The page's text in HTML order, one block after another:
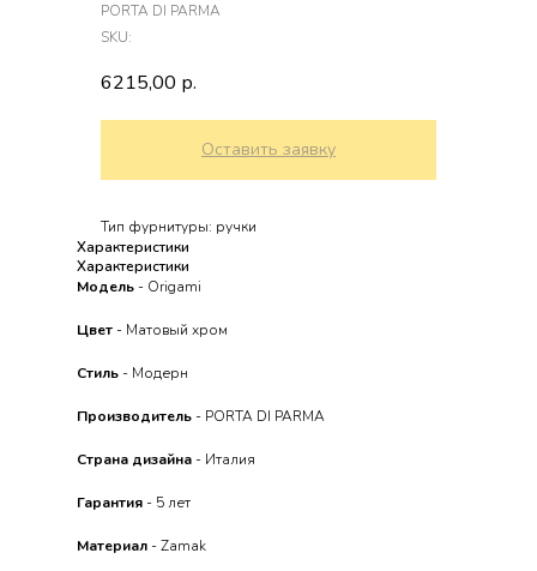
PORTA DI PARMA
SKU:
6215,00 р.
Оставить заявку
Тип фурнитуры: ручки
Характеристики
Характеристики
Модель - Origami
Цвет - Матовый хром
Стиль - Модерн
Производитель - PORTA DI PARMA
Страна дизайна - Италия
Гарантия - 5 лет
Материал - Zamak